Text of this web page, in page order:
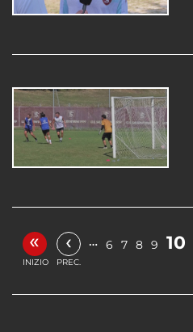
«
INIZIO
‹
PREC.
… 6 7 8 9 10